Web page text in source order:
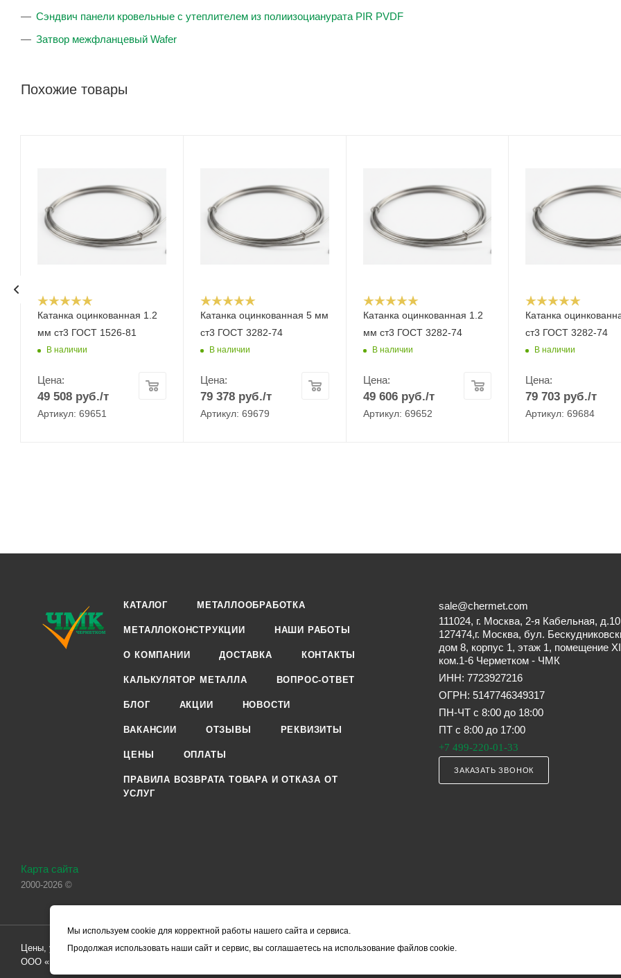
Сэндвич панели кровельные с утеплителем из полиизоцианурата PIR PVDF
Затвор межфланцевый Wafer
Похожие товары
Катанка оцинкованная 1.2
мм ст3 ГОСТ 1526-81
В наличии
Цена:
49 508 руб./т
Артикул: 69651
Катанка оцинкованная 5 мм
ст3 ГОСТ 3282-74
В наличии
Цена:
79 378руб./т
Артикул: 69679
Катанка оцинкованная 1.2
мм ст3 ГОСТ 3282-74
В наличии
Цена:
49 606руб./т
Артикул: 69652
Катанка
ст3 ГОСТ 3282-74
В наличии
Цена:
79 703 руб./т
Артикул: 69684
КАТАЛОГ МЕТАЛЛООБРАБОТКА
МЕТАЛЛОКОНСТРУКЦИИ НАШИ РАБОТЫ
О КОМПАНИИ ДОСТАВКА КОНТАКТЫ
КАЛЬКУЛЯТОР МЕТАЛЛА ВОПРОС-ОТВЕТ
БЛОГ АКЦИИ НОВОСТИ
ВАКАНСИИ ОТЗЫВЫ РЕКВИЗИТЫ
ЦЕНЫ ОПЛАТЫ
ПРАВИЛА ВОЗВРАТА ТОВАРА И ОТКАЗА ОТ
УСЛУГ
sale@chermet.com
111024, г. Москва, 2-я Кабельная, д.10
127474,г. Москва, бул.
дом 8, корпус 1, этаж 1, помещение
ком.1-6 Черметком - ЧМК
ИНН: 7723927216
ОГРН: 5147746349317
ПН-ЧТ с 8:00 до 18:00
ПТ с 8:00 до 17:00
+7 499-220-01-33
ЗАКАЗАТЬ ЗВОНОК
Карта сайта
2000-2026 ©
Цены, указанные на сайте, носят справочный характер и не являются офертой (в соответствии со ст. 435 ГК РФ). Они могут изменяться в
ООО «ЧЕРМЕТ.КОМ» по заключению Договора. Окончательная стоимость товара формируется менеджером и уточняется вместе со сроками
Мы используем cookie для корректной работы нашего сайта и сервиса.
Продолжая использовать наши сайт и сервис, вы соглашаетесь на использование файлов cookie.